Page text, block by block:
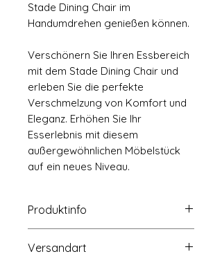
Stade Dining Chair im
Handumdrehen genießen können.
Verschönern Sie Ihren Essbereich
mit dem Stade Dining Chair und
erleben Sie die perfekte
Verschmelzung von Komfort und
Eleganz. Erhöhen Sie Ihr
Esserlebnis mit diesem
außergewöhnlichen Möbelstück
auf ein neues Niveau.
Produktinfo
Paket: 2PCS/1CTN
Versandart